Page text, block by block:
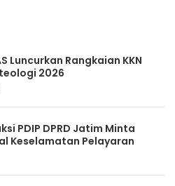
Luncurkan Rangkaian KKN
2026
PDIP DPRD Jatim Minta
Keselamatan Pelayaran